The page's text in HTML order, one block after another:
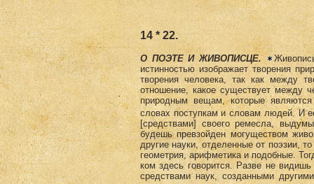
14 * 22.
О ПОЭТЕ И ЖИВОПИСЦЕ.
истинностью изображает творения
творения человека, так как между
отношение, какое существует между
природным вещам, которые
словах поступкам и словам людей. И
[средствами] своего ремесла,
будешь превзойден могуществом
другие науки, отделенные от поэзии,
геометрия, арифметика и подобные.
ком здесь говорится. Разве не
средствами наук, созданными